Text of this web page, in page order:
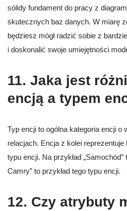
sólidy fundament do pracy z
skutecznych baz danych. W miarę
będziesz mógł radzić sobie z
i doskonalić swoje umiejętności
11. Jaka jest
encją a typem
Typ encji to ogólna kategoria encji o
relacjach. Encja z kolei reprezentuje
typu encji. Na przykład „Samochód”
Camry” to przykład tego typu encji.
12. Czy atrybuty